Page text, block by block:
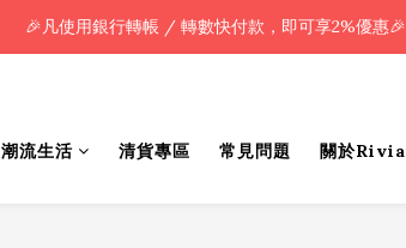
🎉凡使用銀行轉帳 / 轉數快付款，即可享2%優惠🎉
🎉凡使用銀行轉帳 / 轉數快付款，即可享2%優惠🎉
潮流生活 清貨專區 常見問題 關於Rivia